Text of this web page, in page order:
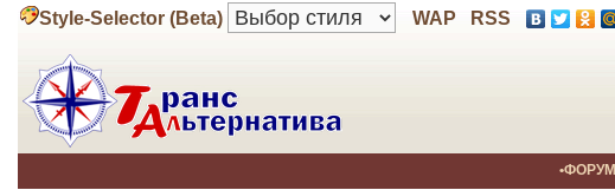
Style-Selector (Beta) WAP RSS
•ФОРУМ